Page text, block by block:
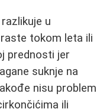
u
tokom leta ili
prednosti jer
suknje na
nisu problem
ili